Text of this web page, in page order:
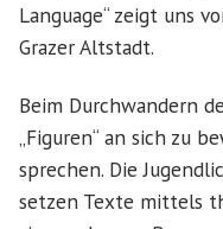
Language“ zeigt uns
Grazer Altstadt.
Beim Durchwandern
„Figuren“ an sich zu
sprechen. Die
setzen Texte mittels